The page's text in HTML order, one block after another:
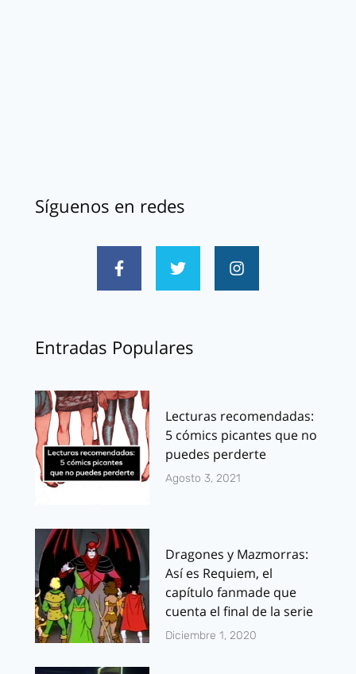
Síguenos en redes
Entradas Populares
Lecturas recomendadas:
5 cómics picantes que no
puedes perderte
Agosto 3, 2021
Dragones y Mazmorras:
Así es Requiem, el
capítulo fanmade que
cuenta el final de la serie
Diciembre 1, 2020